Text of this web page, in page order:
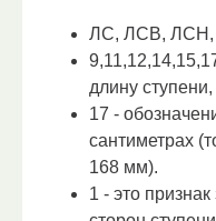
ЛС, ЛСВ, ЛСН,
длину
17 -
сантиметрах
168 мм).
1 - это